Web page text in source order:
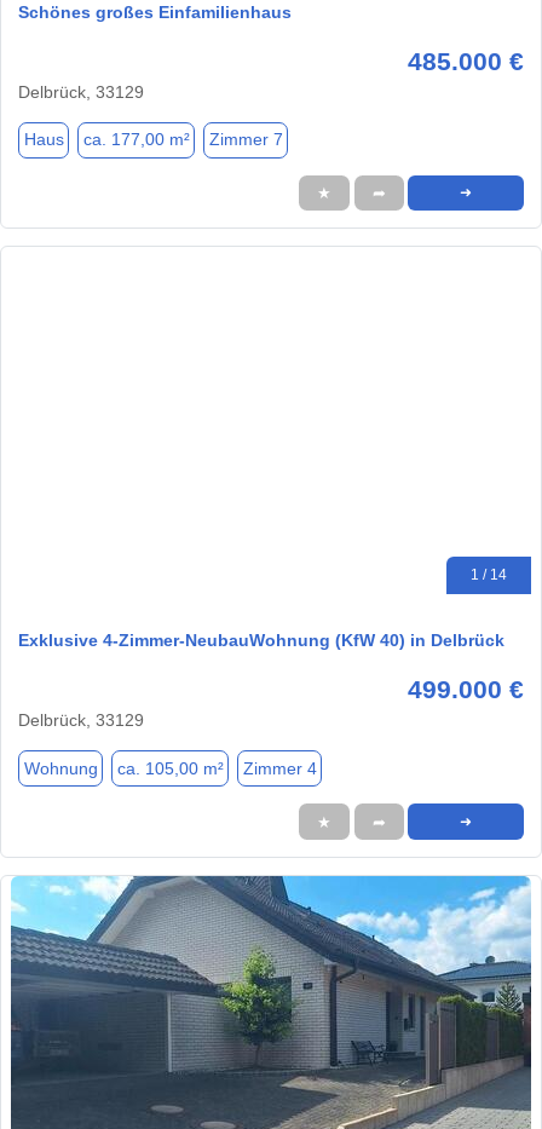
Schönes großes Einfamilienhaus
485.000 €
Delbrück, 33129
Haus ca. 177,00 m² Zimmer 7
★ ➦ ➜
1 / 14
Exklusive 4-Zimmer-NeubauWohnung (KfW 40) in Delbrück
499.000 €
Delbrück, 33129
Wohnung ca. 105,00 m² Zimmer 4
★ ➦ ➜